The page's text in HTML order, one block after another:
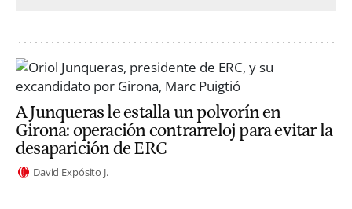
A Junqueras le estalla un polvorín en
Girona: operación contrarreloj para evitar la
desaparición de ERC
David Expósito J.